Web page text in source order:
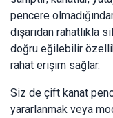
pencere
dışarıdan rahatlıkla
doğru eğilebilir
rahat erişim sağlar.
Siz de çift kanat
yararlanmak veya